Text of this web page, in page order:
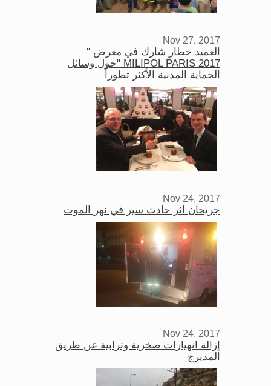
Nov 27, 2017
العميد خطار شارك في معرض "
MILIPOL PARIS 2017 "حول وسائل
الحماية المدنية الأكثر تطوراً
Nov 24, 2017
جريحان اثر حادث سير في نهر الموت
Nov 24, 2017
إزالة انهيارات صخرية وترابية عن طريق
المديرج